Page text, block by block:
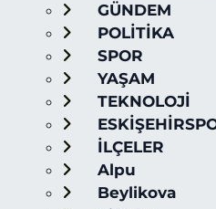
GÜNDEM
POLİTİKA
SPOR
YAŞAM
TEKNOLOJİ
İLÇELER
Alpu
Beylikova